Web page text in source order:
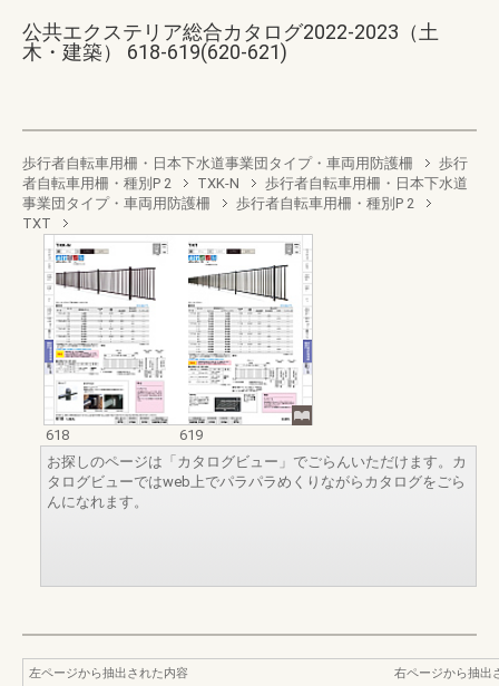
公共エクステリア総合カタログ2022-2023（土
木・建築） 618-619(620-621)
歩行者自転車用柵・日本下水道事業団タイプ・車両用防護柵
歩行
者自転車用柵・種別P 2
TXK-N
歩行者自転車用柵・日本下水道
事業団タイプ・車両用防護柵
歩行者自転車用柵・種別P 2
TXT
618
619
お探しのページは「カタログビュー」でごらんいただけます。カ
タログビューではweb上でパラパラめくりながらカタログをごら
んになれます。
左ページから抽出された内容
右ページから抽出